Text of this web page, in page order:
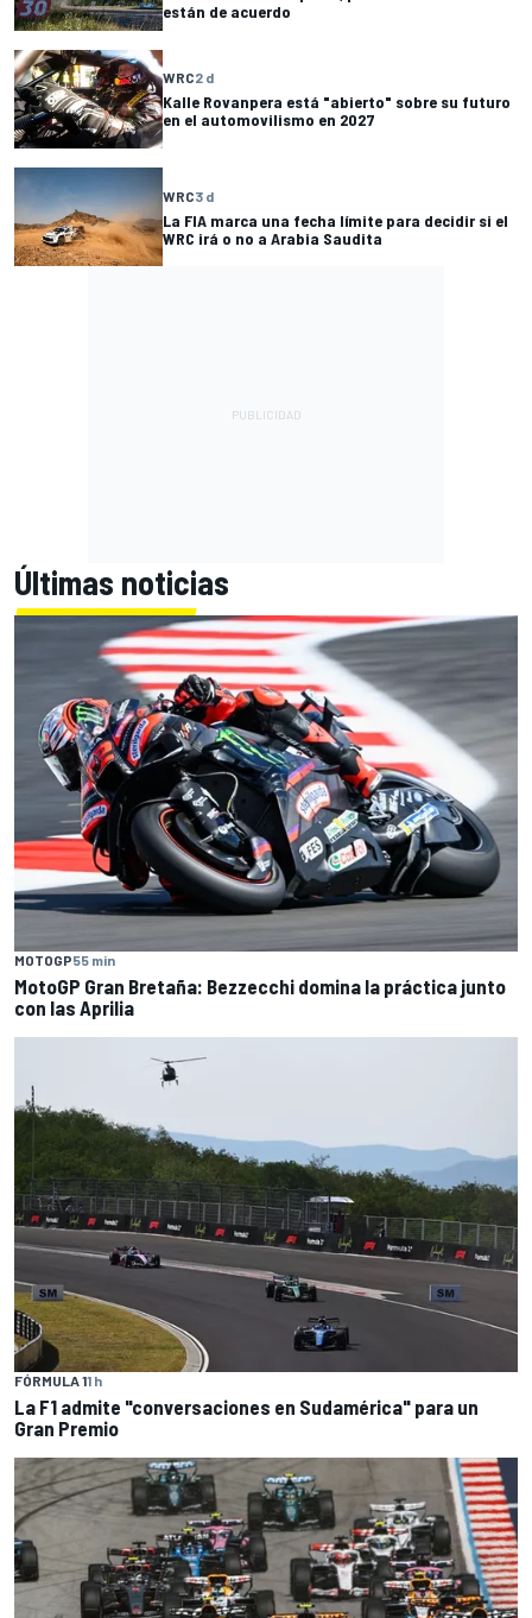
están de acuerdo
WRC2 d
Kalle Rovanpera está "abierto" sobre su futuro
en el automovilismo en 2027
WRC3 d
La FIA marca una fecha límite para decidir si el
WRC irá o no a Arabia Saudita
Últimas noticias
MOTOGP55 min
MotoGP Gran Bretaña: Bezzecchi domina la práctica junto
con las Aprilia
FÓRMULA 11 h
La F1 admite "conversaciones en Sudamérica" para un
Gran Premio